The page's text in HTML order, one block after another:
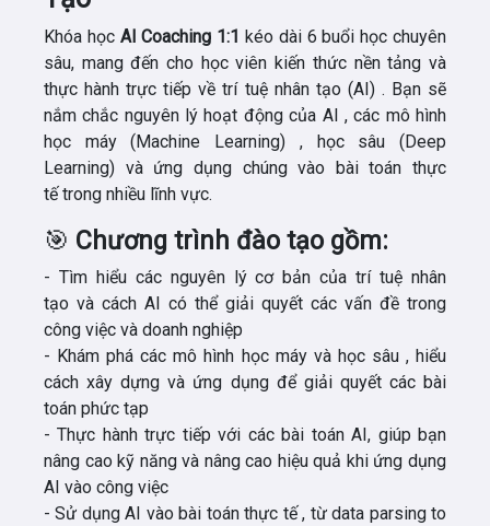
Khóa học AI Coaching 1:1 kéo dài 6 buổi học chuyên
sâu, mang đến cho học viênkiến ​​thức nền tảng và
thực hành trực tiếp vềtrí tuệ nhân tạo (AI). Bạn sẽ
nắm chắc nguyên lý hoạt độngcủa AI ,các mô hình
học máy (Machine Learning) , học sâu (Deep
Learning) và ứng dụng chúng vào bài toán thực
tếtrong nhiều lĩnh vực.
🎯 Chương trình đào tạo gồm:
- Tìm hiểu các nguyên lý cơ bản củatrí tuệ nhân
tạo và cách AI có thể giải quyết các vấn đề trong
công việc và doanh nghiệp
- Khám phá các mô hình học máy và học sâu, hiểu
cách xây dựng và ứng dụng để giải quyết các bài
toán phức tạp
- Thực hành trực tiếp với các bài toán AI, giúp bạn
nâng cao kỹ năngvà nâng cao hiệu quả khi ứng dụng
AI vào công việc
- Sử dụng AI vào bài toán thực tế, từ data parsing to